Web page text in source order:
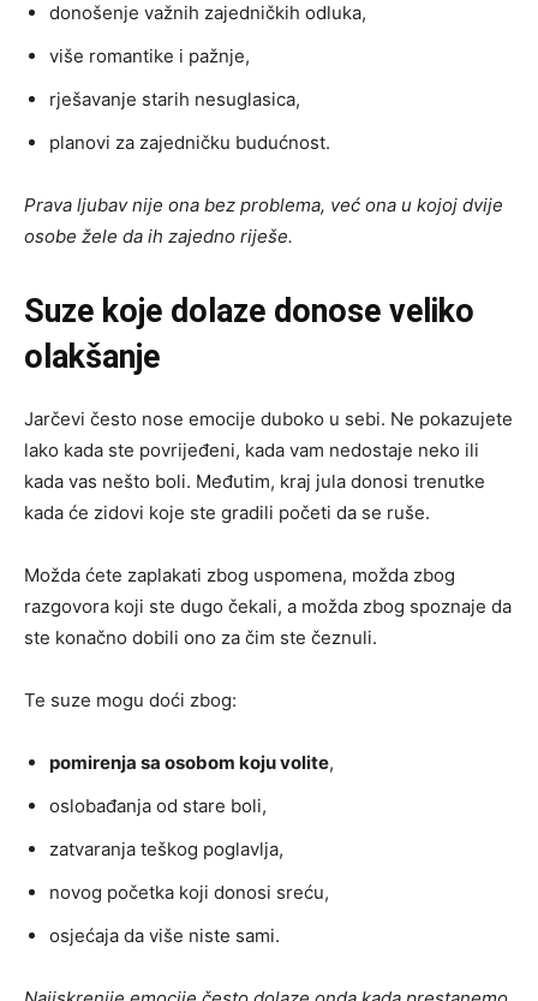
donošenje važnih zajedničkih odluka,
više romantike i pažnje,
rješavanje starih nesuglasica,
planovi za zajedničku budućnost.
Prava ljubav nije ona bez problema, već ona u kojoj dvije
osobe žele da ih zajedno riješe.
Suze koje dolaze donose veliko
olakšanje
Jarčevi često nose emocije duboko u sebi. Ne pokazujete
lako kada ste povrijeđeni, kada vam nedostaje neko ili
kada vas nešto boli. Međutim, kraj jula donosi trenutke
kada će zidovi koje ste gradili početi da se ruše.
Možda ćete zaplakati zbog uspomena, možda zbog
razgovora koji ste dugo čekali, a možda zbog spoznaje da
ste konačno dobili ono za čim ste čeznuli.
Te suze mogu doći zbog:
pomirenja sa osobom koju volite,
oslobađanja od stare boli,
zatvaranja teškog poglavlja,
novog početka koji donosi sreću,
osjećaja da više niste sami.